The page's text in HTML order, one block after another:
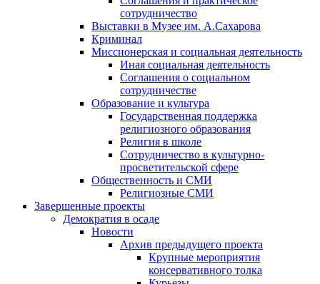
сотрудничество
Выставки в Музее им. А.Сахарова
Криминал
Миссионерская и социальная деятельность
Иная социальная деятельность
Соглашения о социальном
сотрудничестве
Образование и культура
Государственная поддержка
религиозного образования
Религия в школе
Сотрудничество в культурно-
просветительской сфере
Общественность и СМИ
Религиозные СМИ
Завершенные проекты
Демократия в осаде
Новости
Архив предыдущего проекта
Крупные мероприятия
консервативного толка